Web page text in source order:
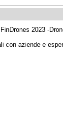
2023 -
con aziende e